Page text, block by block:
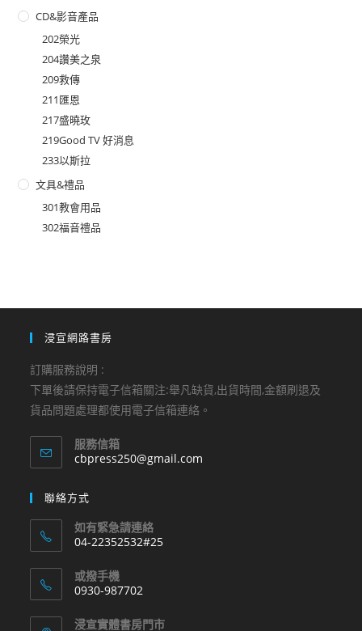
CD&影音產品
202榮光
204讚美之泉
209救傳
211匯恩
217盛曉玫
219Good TV 好消息
233以斯拉
文具&禮品
301教會用品
302福音禮品
浸宣網路書房
訂購服務說明 :
下單後請保持電子信箱關注:舉凡缺貨,出貨時間,金額刷退及
貨品問題處理都使用電子信箱連絡。
服務信箱
cbpress250@gmail.com
聯絡方式
如有緊急請連絡
04-22352532#25
in
your
application
或撥手機
0930-987702
in
浸宣實體書房門市